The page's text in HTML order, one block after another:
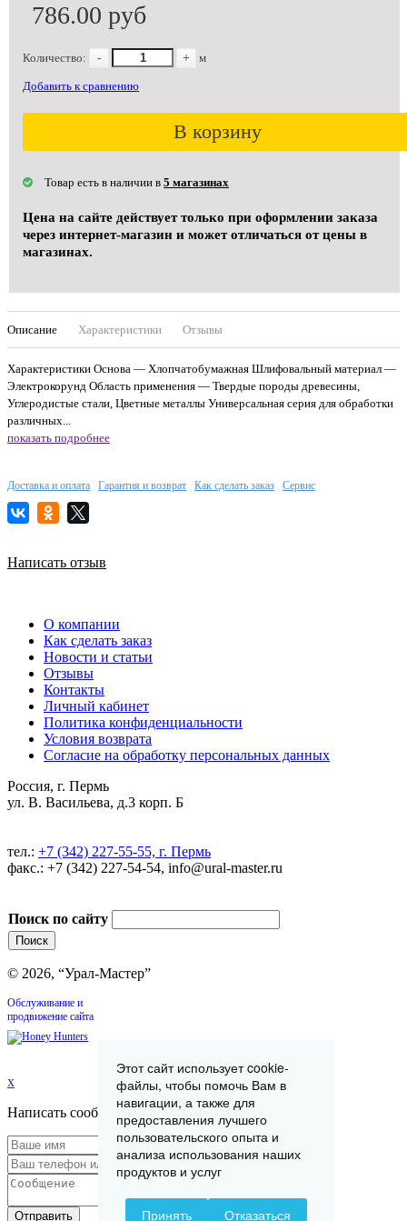
786.00 руб
Количество: - + м
Добавить к сравнению
В корзину
Товар есть в наличии в 5 магазинах
Цена на сайте действует только при оформлении заказа
через интернет-магазин и может отличаться от цены в
магазинах.
Описание Характеристики Отзывы
Характеристики Основа — Хлопчатобумажная Шлифовальный материал —
Электрокорунд Область применения — Твердые породы древесины,
Углеродистые стали, Цветные металлы Универсальная серия для обработки
различных...
показать подробнее
Доставка и оплата Гарантия и возврат Как сделать заказ Сервис
Написать отзыв
О компании
Как сделать заказ
Новости и статьи
Отзывы
Контакты
Личный кабинет
Политика конфиденциальности
Условия возврата
Согласие на обработку персональных данных
Россия, г. Пермь
ул. В. Васильева, д.3 корп. Б
тел.: +7 (342) 227-55-55, г. Пермь
факс.: +7 (342) 227-54-54, info@ural-master.ru
Поиск по сайту
© 2026, “Урал-Мастер”
Обслуживание и
продвижение сайта
x
Написать сообщение
Отправить
Этот сайт использует cookie-
файлы, чтобы помочь Вам в
навигации, а также для
предоставления лучшего
пользовательского опыта и
анализа использования наших
продуктов и услуг
Принять Отказаться